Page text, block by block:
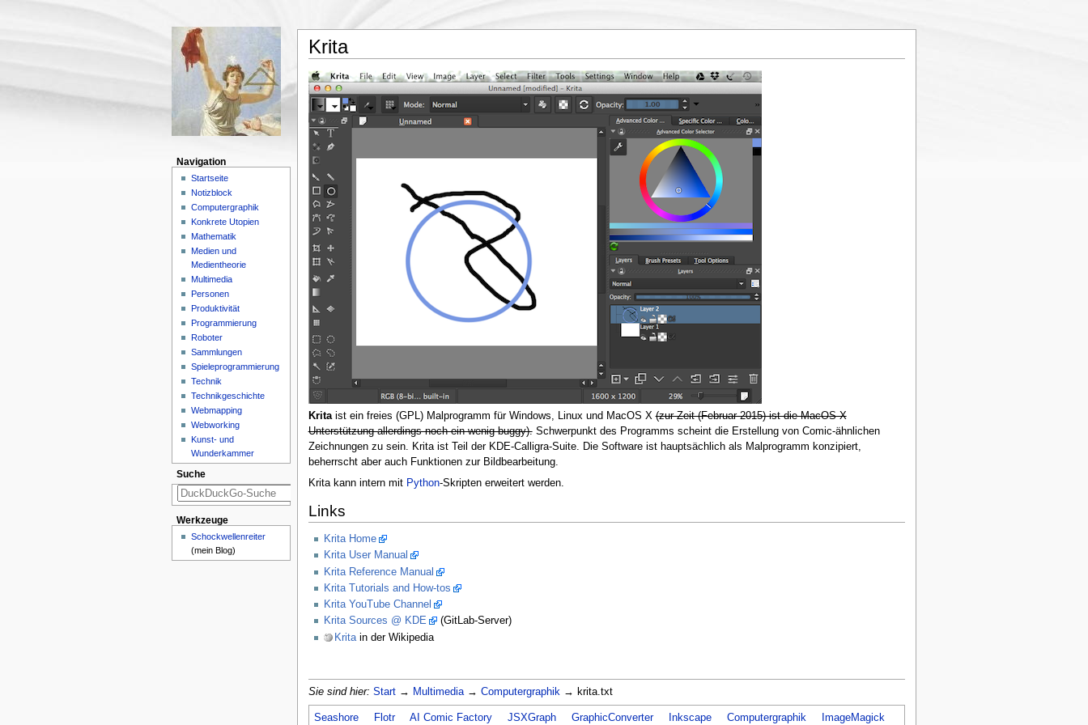
Krita
Kritaist ein freies (GPL) Malprogramm für Windows, Linux und MacOS X(zur Zeit (Februar 2015) ist die MacOS X
Unterstützung allerdings noch ein wenig buggy).Schwerpunkt des Programms scheint die Erstellung von Comic-ähnlichen
Zeichnungen zu sein. Krita ist Teil der KDE-Calligra-Suite. Die Software ist hauptsächlich als Malprogramm konzipiert,
beherrscht aber auch Funktionen zur Bildbearbeitung.
Krita kann intern mit Python-Skripten erweitert werden.
Links
Krita Home
Krita User Manual
Krita Reference Manual
Krita Tutorials and How-tos
Krita YouTube Channel
Krita Sources @ KDE
(GitLab-Server)
Kritain der Wikipedia
Sie sind hier: Start→ Multimedia→ Computergraphik → krita.txt
Seashore Flotr AI Comic Factory JSXGraph GraphicConverter Inkscape Computergraphik ImageMagick
Navigation
Startseite
Notizblock
Computergraphik
Konkrete Utopien
Mathematik
Medien und
Medientheorie
Multimedia
Personen
Produktivität
Programmierung
Roboter
Sammlungen
Spieleprogrammierung
Technik
Technikgeschichte
Webmapping
Webworking
Kunst- und
Wunderkammer
Suche
Werkzeuge
Schockwellenreiter
(mein Blog)